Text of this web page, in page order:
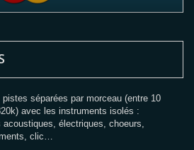
séparées par morceau (entre 10
avec les instruments isolés :
acoustiques, électriques, choeurs,
clic…